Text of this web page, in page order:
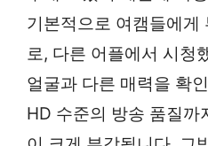
기본적으로 여캠들에게
로, 다른 어플에서 시청
얼굴과 다른 매력을 확
HD 수준의 방송 품질까